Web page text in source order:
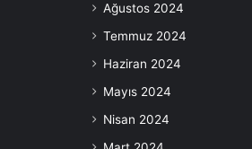
Ağustos 2024
Temmuz 2024
Haziran 2024
Mayıs 2024
Nisan 2024